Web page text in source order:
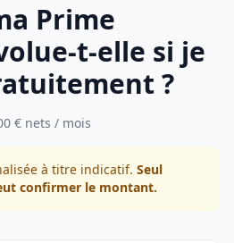
Prime
t-elle si je
?
€ nets / mois
à titre indicatif. Seul
confirmer le montant.